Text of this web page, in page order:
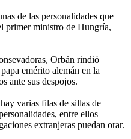
de las personalidades que
primer ministro de Hungría,
Orbán rindió
emérito alemán en la
ante sus despojos.
varias filas de sillas de
entre ellos
extranjeras puedan orar.